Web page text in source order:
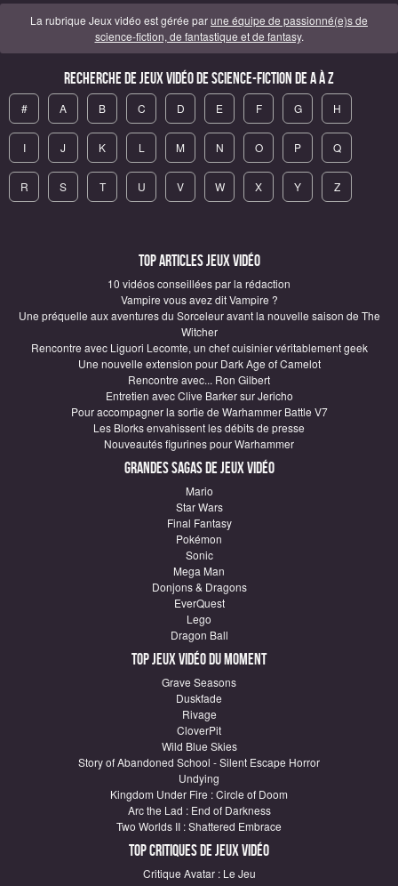
La rubrique Jeux vidéo est gérée parune équipe de passionné(e)s de
science-fiction, de fantastique et de fantasy.
Recherche de Jeux vidéo de science-fiction de A à Z
# A B C D E F G H
I J K L M N O P Q
R S T U V W X Y Z
Top articles Jeux vidéo
10 vidéos conseillées par la rédaction
Vampire vous avez dit Vampire ?
Une préquelle aux aventures du Sorceleur avant la nouvelle saison de The
Witcher
Rencontre avec Liguori Lecomte, un chef cuisinier véritablement geek
Une nouvelle extension pour Dark Age of Camelot
Rencontre avec... Ron Gilbert
Entretien avec Clive Barker sur Jericho
Pour accompagner la sortie de Warhammer Battle V7
Les Blorks envahissent les débits de presse
Nouveautés figurines pour Warhammer
Grandes sagas de Jeux vidéo
Mario
Star Wars
Final Fantasy
Pokémon
Sonic
Mega Man
Donjons & Dragons
EverQuest
Lego
Dragon Ball
Top Jeux vidéo du moment
Grave Seasons
Duskfade
Rivage
CloverPit
Wild Blue Skies
Story of Abandoned School - Silent Escape Horror
Undying
Kingdom Under Fire : Circle of Doom
Arc the Lad : End of Darkness
Two Worlds II : Shattered Embrace
Top critiques de Jeux vidéo
Critique Avatar : Le Jeu